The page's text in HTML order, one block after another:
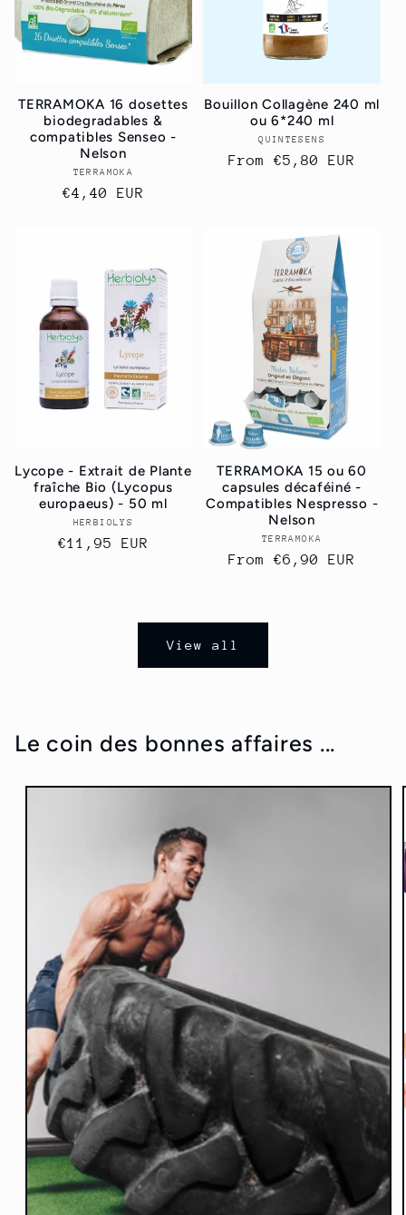
TERRAMOKA 16 dosettes
biodegradables &
compatibles Senseo -
Nelson
Vendor:
TERRAMOKA
Regular
€4,40 EUR
Bouillon Collagène 240 ml
ou 6*240 ml
Vendor:
QUINTESENS
Regular
From€5,80 EUR
Lycope - Extrait de Plante
fraîche Bio (Lycopus
europaeus) - 50 ml
Vendor:
HERBIOLYS
Regular
€11,95 EUR
TERRAMOKA 15 ou 60
capsules décaféiné -
Compatibles Nespresso -
Nelson
Vendor:
TERRAMOKA
Regular
From€6,90 EUR
View all
Le coin des bonnes affaires ...